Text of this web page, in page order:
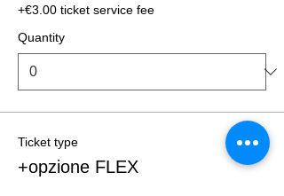
+€3.00 ticket service fee
Quantity
Ticket type
+opzione FLEX